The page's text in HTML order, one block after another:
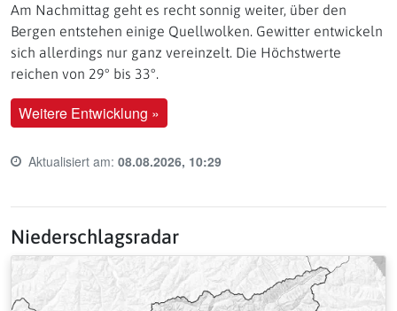
Am Nachmittag geht es recht sonnig weiter, über den
Bergen entstehen einige Quellwolken. Gewitter entwickeln
sich allerdings nur ganz vereinzelt. Die Höchstwerte
reichen von 29° bis 33°.
Weitere Entwicklung »
Last update time:
Aktualisiert am: 08.08.2026, 10:29
Niederschlagsradar